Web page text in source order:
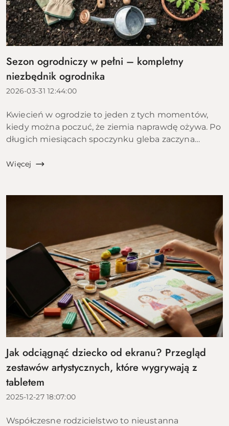
Sezon ogrodniczy w pełni – kompletny
niezbędnik ogrodnika
2026-03-31 12:44:00
Kwiecień w ogrodzie to jeden z tych momentów,
kiedy można poczuć, że ziemia naprawdę ożywa. Po
długich miesiącach spoczynku gleba zaczyna
zimowego odrętwienia, a lista rzeczy do zrobienia
Więcej
Jak odciągnąć dziecko od ekranu? Przegląd
zestawów artystycznych, które wygrywają z
tabletem
2025-12-27 18:07:00
Współczesne rodzicielstwo to nieustanna